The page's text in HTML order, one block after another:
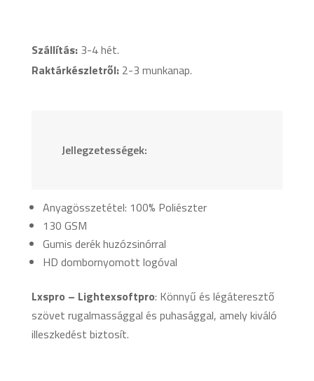
Szállítás:3-4 hét.
Raktárkészletről:2-3 munkanap.
Jellegzetességek:
Anyagösszetétel: 100% Poliészter
130 GSM
Gumis derék huzózsinórral
HD dombornyomott logóval
Lxspro – Lightexsoftpro: Könnyű és légáteresztő
szövet rugalmassággal és puhasággal, amely kiváló
illeszkedést biztosít.